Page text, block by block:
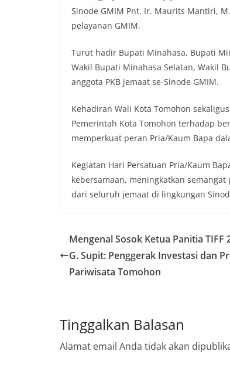
Sinode GMIM Pnt. Ir. Maurits Mantiri,
pelayanan GMIM.
Turut hadir Bupati Minahasa, Bupati
Wakil Bupati Minahasa Selatan, Wakil
anggota PKB jemaat se-Sinode GMIM.
Kehadiran Wali Kota Tomohon
Pemerintah Kota Tomohon terhadap
memperkuat peran Pria/Kaum Bapa
Kegiatan Hari Persatuan Pria/Kaum
kebersamaan, meningkatkan
dari seluruh jemaat di lingkungan
Mengenal Sosok Ketua Panitia TIFF
G. Supit: Penggerak Investasi dan
Pariwisata Tomohon
Tinggalkan Balasan
Alamat email Anda tidak akan